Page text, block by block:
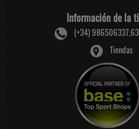
Información de la
(+34)
Tiendas